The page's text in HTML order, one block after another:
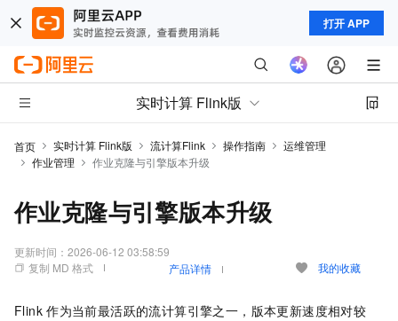
打开 APP
实时计算 Flink版
首页 实时计算 Flink版 流计算Flink 操作指南
运维管理
作业管理
作业克隆与引擎版本升级
作业克隆与引擎版本升级
更新时间： 2026-06-12 03:58:59
复制 MD 格式
产品详情 我的收藏
Flink 作为当前最活跃的流计算引擎之一，版本更新速度相对较